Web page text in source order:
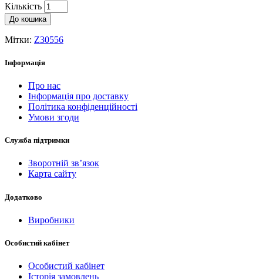
Кількість
До кошика
Мітки: Z30556
Інформація
Про нас
Інформація про доставку
Політика конфіденційності
Умови згоди
Служба підтримки
Зворотній зв’язок
Карта сайту
Додатково
Виробники
Особистий кабінет
Особистий кабінет
Історія замовлень